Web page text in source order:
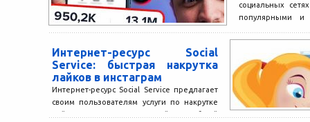
социальных
популярными и
Интернет-ресурс Social
Service: быстрая накрутка
лайков в инстаграм
Интернет-ресурс Social Service предлагает
своим пользователям услуги по накрутке
лайков в Instagram. Простой и удобный